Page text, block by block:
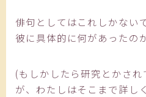
俳句としてはこれしかない
彼に具体的に何があったの
(もしかしたら研究とかさ
が、わたしはそこまで詳し